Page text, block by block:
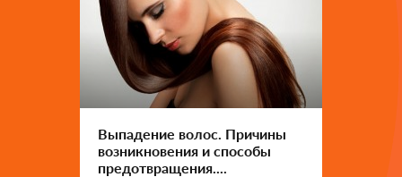
Выпадение волос. Причины
возникновения и способы
предотвращения....